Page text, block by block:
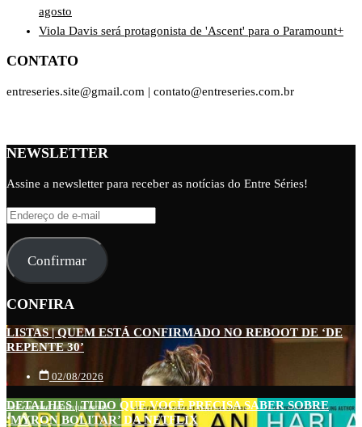
agosto
Viola Davis será protagonista de 'Ascent' para o Paramount+
CONTATO
entreseries.site@gmail.com | contato@entreseries.com.br
NEWSLETTER
Assine a newsletter para receber as notícias do Entre Séries!
Endereço
e-
mail
Confirmar
CONFIRA
LISTAS | QUEM ESTÁ CONFIRMADO NO REBOOT DE ‘DE
REPENTE 30’
02/08/2026
DETALHES | TUDO QUE VOCÊ PRECISA SABER SOBRE
‘MYRON BOLITAR’ DA NETFLIX